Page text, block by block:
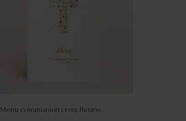
Menu communion croix fleurie